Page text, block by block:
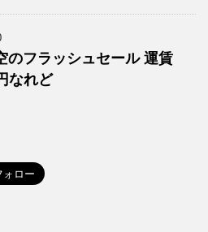
のフラッシュセール 運賃
なれど